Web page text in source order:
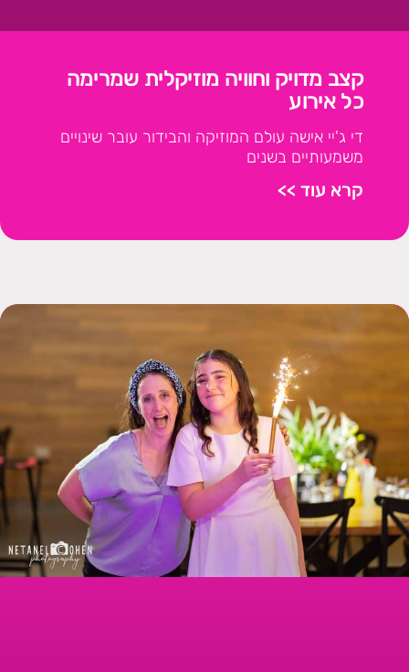
קצב מדויק וחוויה מוזיקלית שמרימה
כל אירוע
די ג'יי אישה עולם המוזיקה והבידור עובר שינויים
משמעותיים בשנים
קרא עוד >>